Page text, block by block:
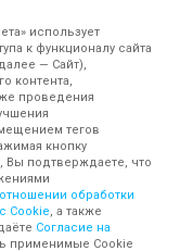
использует
к функционалу сайта
— Сайт),
контента,
проведения
тегов
кнопку
Вы подтверждаете, что
обработки
Cookie, а также
Согласие на
применимые Cookie